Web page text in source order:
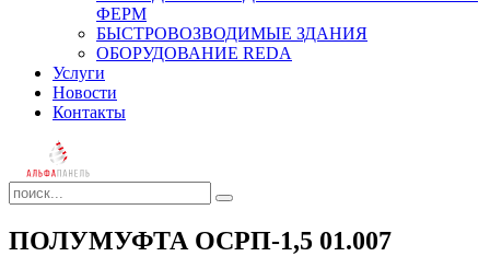
ФЕРМ
БЫСТРОВОЗВОДИМЫЕ ЗДАНИЯ
ОБОРУДОВАНИЕ REDA
Услуги
Новости
Контакты
ПОЛУМУФТА ОСРП-1,5 01.007